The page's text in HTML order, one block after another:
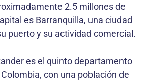
2.5 millones de
es Barranquilla, una ciudad
puerto y su actividad comercial.
es el quinto departamento
con una población de